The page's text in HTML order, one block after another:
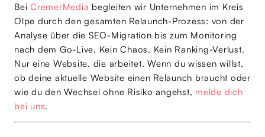
Bei CremerMedia begleiten wir Unternehmen im Kreis
Olpe durch den gesamten Relaunch-Prozess: von der
Analyse über die SEO-Migration bis zum Monitoring
nach dem Go-Live. Kein Chaos. Kein Ranking-Verlust.
Nur eine Website, die arbeitet. Wenn du wissen willst,
ob deine aktuelle Website einen Relaunch braucht oder
wie du den Wechsel ohne Risiko angehst, melde dich
bei uns.